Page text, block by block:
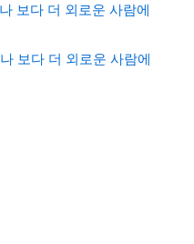
보다 더 외로운 사람에
보다 더 외로운 사람에